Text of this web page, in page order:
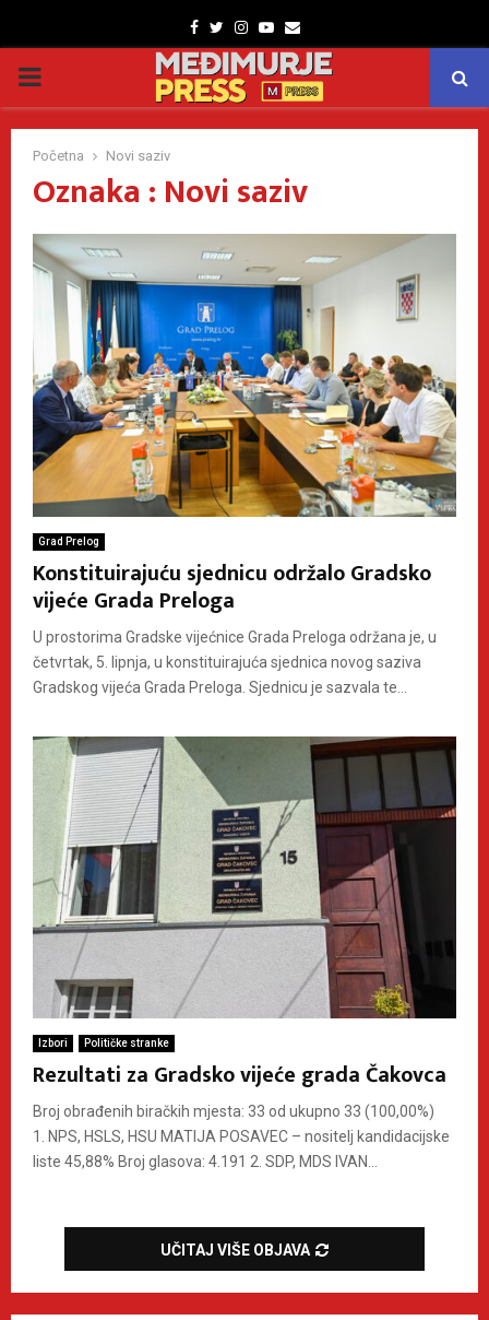
Facebook
TwitterInstagram
Youtube
Email
PRIMARY
MENU
Početna Novi saziv
Oznaka : Novi saziv
Grad Prelog
Konstituirajuću sjednicu održalo Gradsko
vijeće Grada Preloga
U prostorima Gradske vijećnice Grada Preloga održana je, u
četvrtak, 5. lipnja, u konstituirajuća sjednica novog saziva
Gradskog vijeća Grada Preloga. Sjednicu je sazvala te...
Izbori Političke stranke
Rezultati za Gradsko vijeće grada Čakovca
Broj obrađenih biračkih mjesta: 33 od ukupno 33 (100,00%)
1. NPS, HSLS, HSU MATIJA POSAVEC – nositelj kandidacijske
liste 45,88% Broj glasova: 4.191 2. SDP, MDS IVAN...
UČITAJ VIŠE OBJAVA